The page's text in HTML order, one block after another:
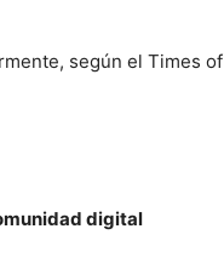
según el Times of
digital